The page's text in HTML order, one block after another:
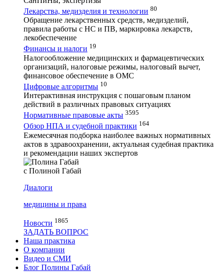
Лекарства, медизделия и технологии 80
Обращение лекарственных средств, медизделий,
правила работы с НС и ПВ, маркировка лекарств,
лекобеспечение
Финансы и налоги 19
Налогообложение медицинских и фармацевтических
организаций, налоговые режимы, налоговый вычет,
финансовое обеспечение в ОМС
Цифровые алгоритмы 10
Интерактивная инструкция с пошаговым планом
действий в различных правовых ситуациях
Нормативные правовые акты 3595
Обзор НПА и судебной практики 164
Ежемесячная подборка наиболее важных нормативных
актов в здравоохранении, актуальная судебная практика
и рекомендации наших экспертов
с Полиной Габай
Диалоги
медицины и права
Новости 1865
ЗАДАТЬ ВОПРОС
Наша практика
О компании
Видео и СМИ
Блог Полины Габай